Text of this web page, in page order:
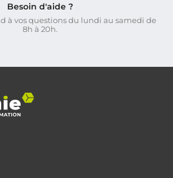
Besoin d'aide ?
à vos questions du lundi au samedi de
8h à 20h.